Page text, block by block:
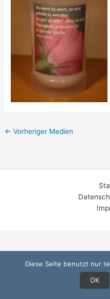
← Vorheriger Medien
Diese Seite benutzt nur
OK